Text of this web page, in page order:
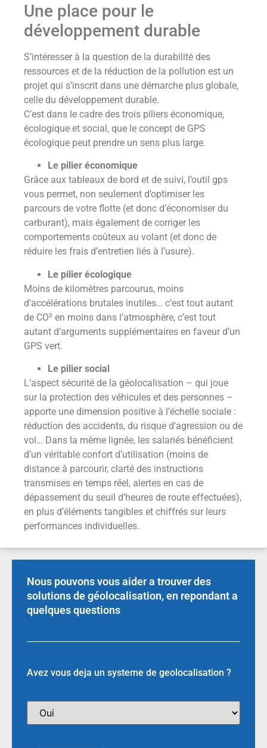
Une place pour le
développement durable
S’intéresser à la question de la durabilité des
ressources et de la réduction de la pollution est un
projet qui s’inscrit dans une démarche plus globale,
celle du développement durable.
C’est dans le cadre des trois piliers économique,
écologique et social, que le concept de GPS
écologique peut prendre un sens plus large.
Le pilier économique
Grâce aux tableaux de bord et de suivi, l’outil gps
vous permet, non seulement d’optimiser les
parcours de votre flotte (et donc d’économiser du
carburant), mais également de corriger les
comportements coûteux au volant (et donc de
réduire les frais d’entretien liés à l’usure).
Le pilier écologique
Moins de kilomètres parcourus, moins
d’accélérations brutales inutiles… c’est tout autant
de CO² en moins dans l’atmosphère, c’est tout
autant d’arguments supplémentaires en faveur d’un
GPS vert.
Le pilier social
L’aspect sécurité de la géolocalisation – qui joue
sur la protection des véhicules et des personnes –
apporte une dimension positive à l’échelle sociale :
réduction des accidents, du risque d’agression ou de
vol… Dans la même lignée, les salariés bénéficient
d’un véritable confort d’utilisation (moins de
distance à parcourir, clarté des instructions
transmises en temps réel, alertes en cas de
dépassement du seuil d’heures de route effectuées),
en plus d’éléments tangibles et chiffrés sur leurs
performances individuelles.
Nous pouvons vous aider a trouver des
solutions de géolocalisation, en repondant a
quelques questions
Avez vous deja un systeme de geolocalisation ?